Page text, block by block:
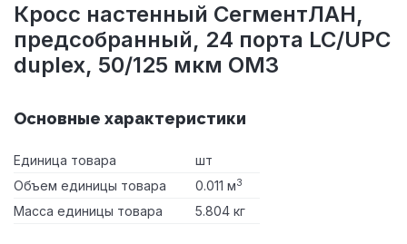
Кросс настенный СегментЛАН,
предсобранный, 24 порта LC/UPC
duplex, 50/125 мкм OM3
Основные характеристики
Единица товара
шт
Объем единицы товара
0.011 м3
Масса единицы товара 5.804 кг